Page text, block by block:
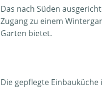
Das nach Süden
Zugang zu einem
Garten bietet.
Die gepflegte